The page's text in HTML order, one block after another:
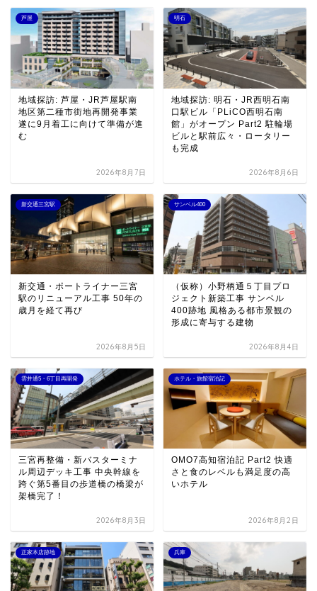
芦屋
地域探訪: 芦屋・JR芦屋駅南
地区第二種市街地再開発事業
遂に9月着工に向けて準備が進
む
2026年8月7日
明石
地域探訪: 明石・JR西明石南
口駅ビル「PLiCO西明石南
館」がオープン Part2 駐輪場
ビルと駅前広々・ロータリー
も完成
2026年8月6日
新交通三宮駅
新交通・ポートライナー三宮
駅のリニューアル工事 50年の
歳月を経て再び
2026年8月5日
サンベル400
（仮称）小野柄通５丁目プロ
ジェクト新築工事 サンベル
400跡地 風格ある都市景観の
形成に寄与する建物
2026年8月4日
雲井通5・6丁目再開発
三宮再整備・新バスターミナ
ル周辺デッキ工事 中央幹線を
跨ぐ第5番目の歩道橋の橋梁が
架橋完了！
2026年8月3日
ホテル・旅館宿泊記
OMO7高知宿泊記 Part2 快適
さと食のレベルも満足度の高
いホテル
2026年8月2日
正家本店跡地 兵庫